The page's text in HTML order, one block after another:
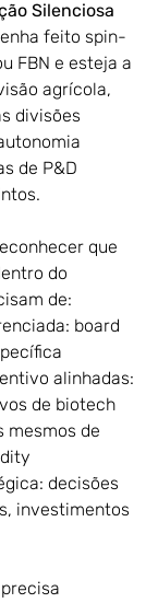
Silenciosa
feito spin-
FBN e esteja a
agrícola,
divisões
de P&D
que
do
de:
board
alinhadas:
de biotech
mesmos de
decisões
investimentos